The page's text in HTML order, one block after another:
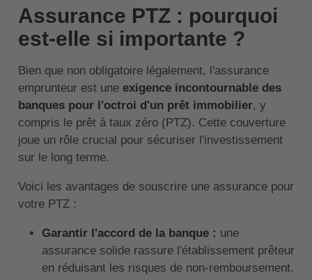
Assurance PTZ : pourquoi
est-elle si importante ?
Bien que non obligatoire légalement, l'assurance
emprunteur est une exigence incontournable des
banques pour l'octroi d'un prêt immobilier, y
compris le prêt à taux zéro (PTZ). Cette couverture
joue un rôle crucial pour sécuriser l'investissement
sur le long terme.
Voici les avantages de souscrire une assurance pour
votre PTZ :
Garantir l'accord de la banque : une
assurance solide rassure l'établissement prêteur
en réduisant les risques de non-remboursement.